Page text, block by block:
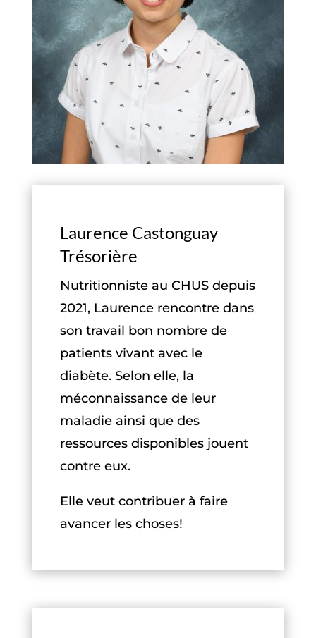
Laurence Castonguay
Trésorière
Nutritionniste au CHUS depuis
2021, Laurence rencontre dans
son travail bon nombre de
patients vivant avec le
diabète. Selon elle, la
méconnaissance de leur
maladie ainsi que des
ressources disponibles jouent
contre eux.
Elle veut contribuer à faire
avancer les choses!